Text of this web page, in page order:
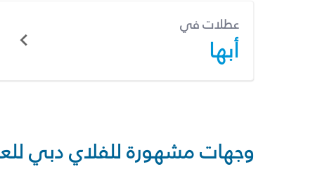
عطلات في
أبها
وجهات مشهورة للفلاي دبي